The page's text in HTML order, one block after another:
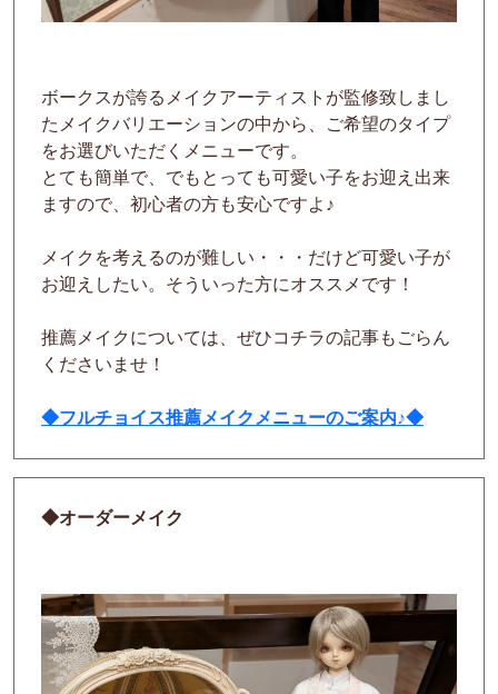
ボークスが誇るメイクアーティストが監修致しまし
たメイクバリエーションの中から、ご希望のタイプ
をお選びいただくメニューです。
とても簡単で、でもとっても可愛い子をお迎え出来
ますので、初心者の方も安心ですよ♪
メイクを考えるのが難しい・・・だけど可愛い子が
お迎えしたい。そういった方にオススメです！
推薦メイクについては、ぜひコチラの記事もごらん
くださいませ！
◆フルチョイス推薦メイクメニューのご案内♪◆
◆オーダーメイク